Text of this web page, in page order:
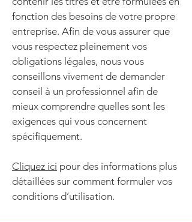
fonction des besoins de votre propre
entreprise. Afin de vous assurer que
vous respectez pleinement vos
obligations légales, nous vous
conseillons vivement de demander
conseil à un professionnel afin de
mieux comprendre quelles sont les
exigences qui vous concernent
spécifiquement.
Cliquez ici pour des informations plus
détaillées sur comment formuler vos
conditions d’utilisation.